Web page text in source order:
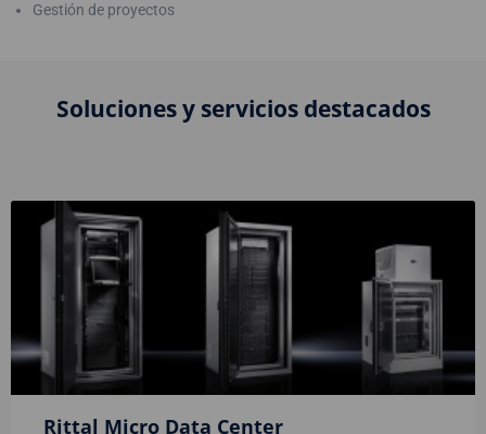
Gestión de proyectos
Soluciones y servicios destacados
Rittal Micro Data Center